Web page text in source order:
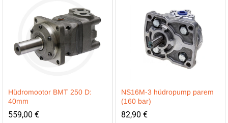
Hüdromootor BMT 250 D:
40mm
559,00 €
NS16M-3 hüdropump parem
(160 bar)
82,90 €